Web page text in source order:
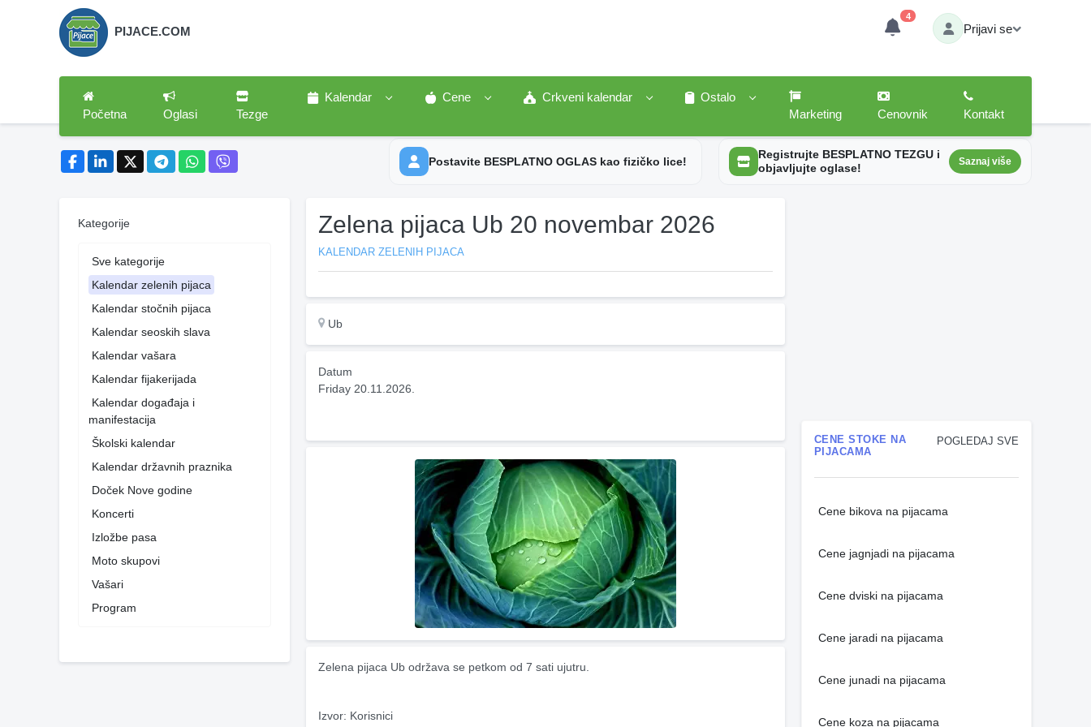
PIJACE.COM
4
Prijavi se
Početna Oglasi Tezge
Kalendar Cene Crkveni kalendar
Ostalo
Marketing
Cenovnik Kontakt
Postavite BESPLATNO OGLAS kao fizičko lice!
Registrujte BESPLATNO TEZGU i
objavljujte oglase!
Saznaj više
Kategorije
Sve kategorije
Kalendar zelenih pijaca
Kalendar stočnih pijaca
Kalendar seoskih slava
Kalendar vašara
Kalendar fijakerijada
Kalendar događaja i
manifestacija
Školski kalendar
Kalendar državnih praznika
Doček Nove godine
Koncerti
Izložbe pasa
Moto skupovi
Vašari
Program
Zelena pijaca Ub 20 novembar 2026
KALENDAR ZELENIH PIJACA
Ub
Datum
Friday 20.11.2026.
Zelena pijaca Ub održava se petkom od 7 sati ujutru.
Izvor: Korisnici
POGLEDAJ SVE
CENE STOKE NA
PIJACAMA
Cene bikova na pijacama
Cene jagnjadi na pijacama
Cene dviski na pijacama
Cene jaradi na pijacama
Cene junadi na pijacama
Cene koza na pijacama